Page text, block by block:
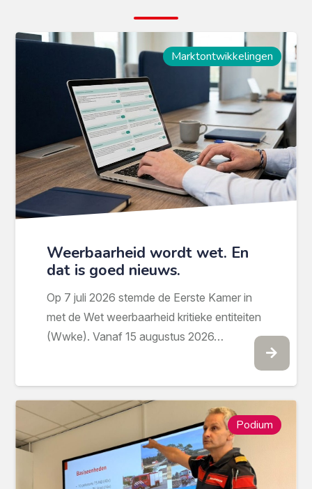
Marktontwikkelingen
Weerbaarheid wordt wet. En
dat is goed nieuws.
Op 7 juli 2026 stemde de Eerste Kamer in
met de Wet weerbaarheid kritieke entiteiten
(Wwke). Vanaf 15 augustus 2026…
Podium